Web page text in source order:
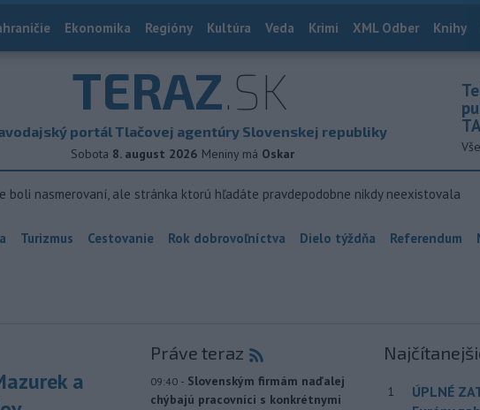
Ekonomika Regióny Kultúra Veda Krimi XML Odber Knihy
TERAZ.SK
portál Tlačovej agentúry Slovenskej republiky
Sobota 8. august 2026 Meniny má Oskar
boli nasmerovaní, ale stránka ktorú hľadáte pravdepodobne nikdy neexistovala
Turizmus Cestovanie Rok dobrovoľníctva Dielo týždňa Referendum
a
Práve teraz
09:40 - Slovenským firmám naďalej
chýbajú pracovníci s konkrétnymi
1
ÚPLNÉ